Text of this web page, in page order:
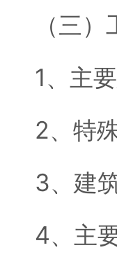
（三
1、主
2、特
3、建
4、主